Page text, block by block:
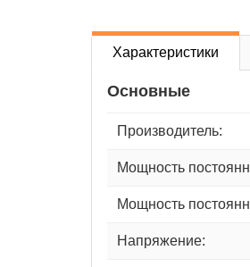
Характеристики
Основные
Производитель:
Мощность
Мощность
Напряжение: